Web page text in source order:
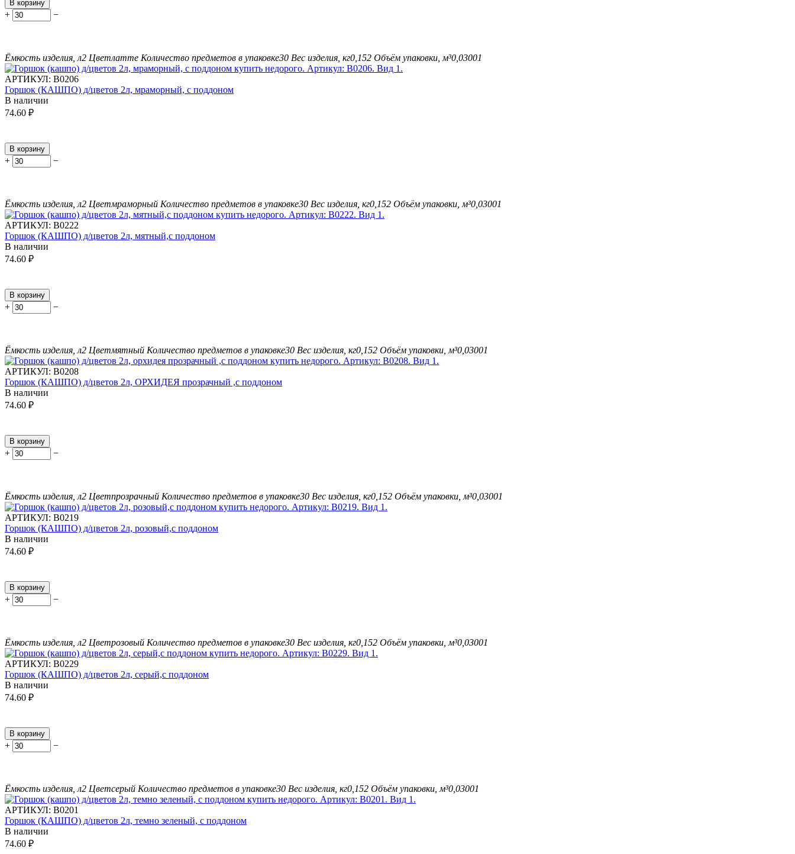
В корзину
+ −
Ёмкость изделия, л2 Цветлатте Количество предметов в упаковке30 Вес изделия, кг0,152 Объём упаковки, м³0,03001
АРТИКУЛ: В0206
Горшок (КАШПО) д/цветов 2л, мраморный, с поддоном
В наличии
74.60 ₽
В корзину
+ −
Ёмкость изделия, л2 Цветмраморный Количество предметов в упаковке30 Вес изделия, кг0,152 Объём упаковки, м³0,03001
АРТИКУЛ: В0222
Горшок (КАШПО) д/цветов 2л, мятный,с поддоном
В наличии
74.60 ₽
В корзину
+ −
Ёмкость изделия, л2 Цветмятный Количество предметов в упаковке30 Вес изделия, кг0,152 Объём упаковки, м³0,03001
АРТИКУЛ: В0208
Горшок (КАШПО) д/цветов 2л, ОРХИДЕЯ прозрачный ,с поддоном
В наличии
74.60 ₽
В корзину
+ −
Ёмкость изделия, л2 Цветпрозрачный Количество предметов в упаковке30 Вес изделия, кг0,152 Объём упаковки, м³0,03001
АРТИКУЛ: В0219
Горшок (КАШПО) д/цветов 2л, розовый,с поддоном
В наличии
74.60 ₽
В корзину
+ −
Ёмкость изделия, л2 Цветрозовый Количество предметов в упаковке30 Вес изделия, кг0,152 Объём упаковки, м³0,03001
АРТИКУЛ: В0229
Горшок (КАШПО) д/цветов 2л, серый,с поддоном
В наличии
74.60 ₽
В корзину
+ −
Ёмкость изделия, л2 Цветсерый Количество предметов в упаковке30 Вес изделия, кг0,152 Объём упаковки, м³0,03001
АРТИКУЛ: В0201
Горшок (КАШПО) д/цветов 2л, темно зеленый, с поддоном
В наличии
74.60 ₽